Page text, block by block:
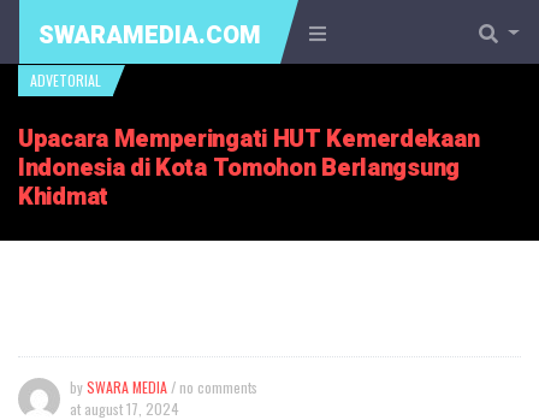
SWARAMEDIA.COM
ADVETORIAL
Upacara Memperingati HUT Kemerdekaan
Indonesia di Kota Tomohon Berlangsung
Khidmat
bySWARA MEDIA / no comments
at august 17, 2024